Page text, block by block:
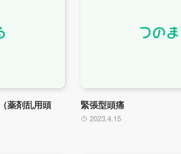
薬剤乱用頭
緊張型頭痛
2023.4.15